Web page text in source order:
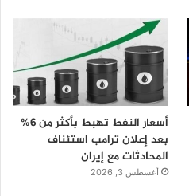
أسعار النفط تهبط بأكثر من 6%
بعد إعلان ترامب استئناف
المحادثات مع إيران
أغسطس 3, 2026